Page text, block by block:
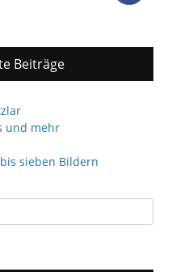
Beiträge
und mehr
sieben Bildern